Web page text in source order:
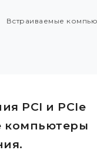
Встраиваемые
PCI и PCIe
компьютеры